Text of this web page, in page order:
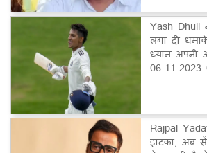
Yash
लगा दी
ध्यान अपनी
06-11-2023
Rajpal
झटका, अब